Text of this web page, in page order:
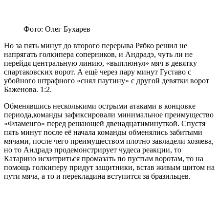
Фото: Олег Бухарев
Но за пять минут до второго перерыва Рябко решил не
напрягать голкипера соперников, и Андрадэ, чуть ли не
перейдя центральную линию, «выплюнул» мяч в девятку
спартаковских ворот. А ещё через пару минут Густаво с
убойного штрафного «снял паутину» с другой девятки ворот
Баженова. 1:2.
Обменявшись несколькими острыми атаками в концовке
периода,команды зафиксировали минимальное преимущество
«Фламенго» перед решающей двенадцатиминуткой. Спустя
пять минут после её начала команды обменялись забитыми
мячами, после чего преимуществом плотно завладели хозяева,
но то Андрадэ продемонстрирует чудеса реакции, то
Катарино исхитриться промазать по пустым воротам, то на
помощь голкиперу придут защитники, встав живым щитом на
пути мяча, а то и перекладина вступится за бразильцев.